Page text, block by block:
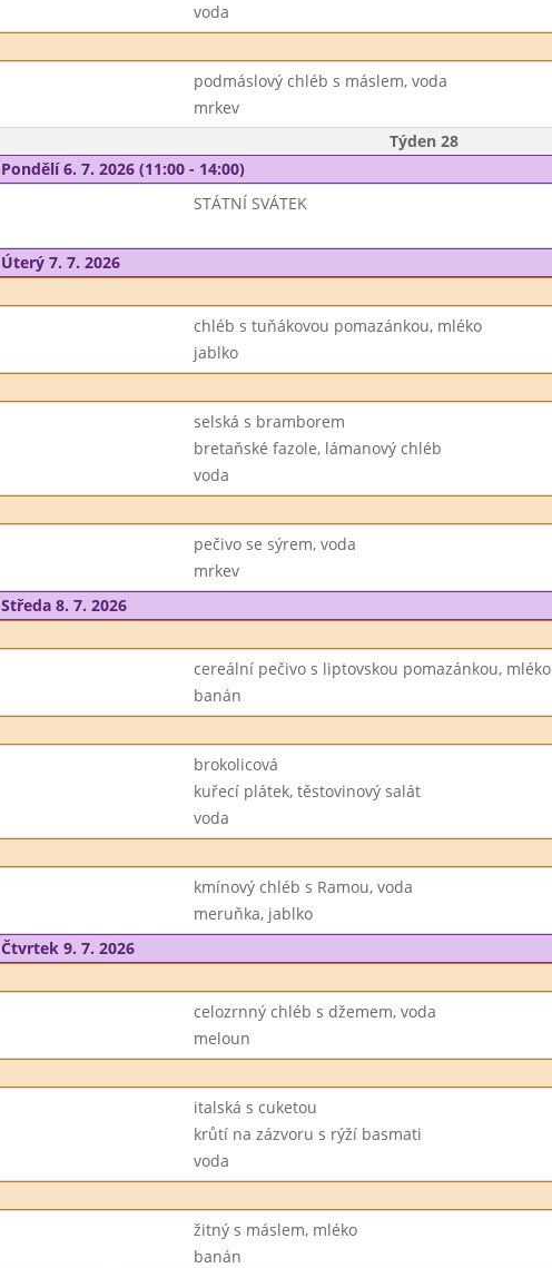
voda
podmáslový chléb s máslem, voda
mrkev
Týden 28
Pondělí 6. 7. 2026 (11:00 - 14:00)
STÁTNÍ SVÁTEK
Úterý 7. 7. 2026
chléb s tuňákovou pomazánkou, mléko
jablko
selská s bramborem
bretaňské fazole, lámanový chléb
voda
pečivo se sýrem, voda
mrkev
Středa 8. 7. 2026
cereální pečivo s liptovskou pomazánkou, mléko
banán
brokolicová
kuřecí plátek, těstovinový salát
voda
kmínový chléb s Ramou, voda
meruňka, jablko
Čtvrtek 9. 7. 2026
celozrnný chléb s džemem, voda
meloun
italská s cuketou
krůtí na zázvoru s rýží basmati
voda
žitný s máslem, mléko
banán